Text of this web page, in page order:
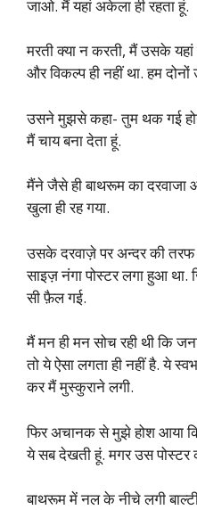
जाओ. मैं यहां अकेला ही रहता हूं.
मरती क्या न करती, मैं उसके यहां
और विकल्प ही नहीं था. हम
उसने मुझसे कहा- तुम थक गई
मैं चाय बना देता हूं.
मैंने जैसे ही बाथरूम का दरवाजा
खुला ही रह गया.
उसके दरवाज़े पर अन्दर की तरफ
साइज़ नंगा पोस्टर लगा हुआ
सी फ़ैल गई.
मैं मन ही मन सोच रही थी कि
तो ये ऐसा लगता ही नहीं है. ये
कर मैं मुस्कुराने लगी.
फिर अचानक से मुझे होश आया
ये सब देखती हूं. मगर उस पोस्टर
बाथरूम में नल के नीचे लगी